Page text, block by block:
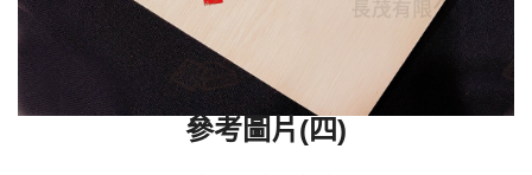
參考圖片(四)